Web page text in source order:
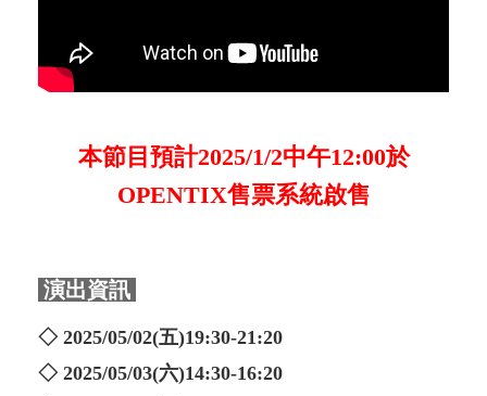
本節目預計2025/1/2中午12:00於
OPENTIX售票系統啟售
演出資訊
◇ 2025/05/02(五)19:30-21:20
◇ 2025/05/03(六)14:30-16:20